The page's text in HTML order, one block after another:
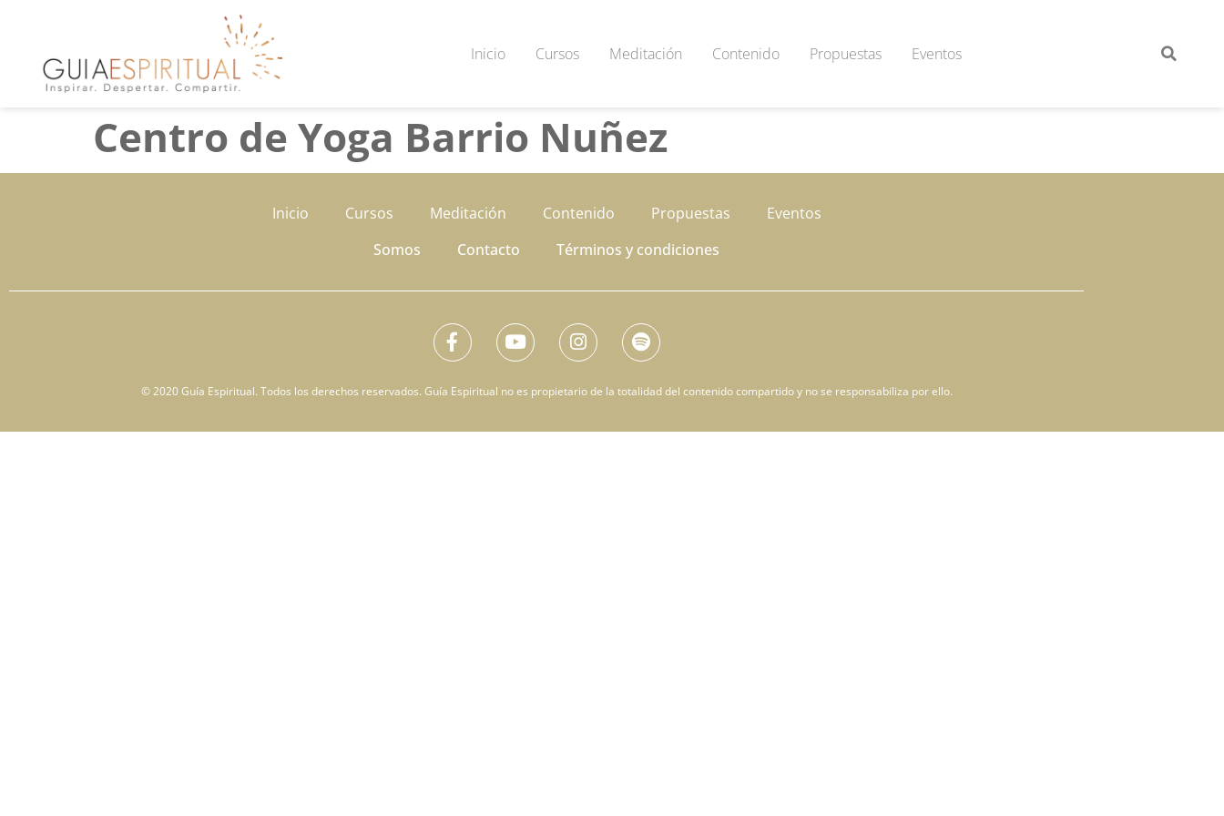
Inicio Cursos Meditación Contenido Propuestas Eventos
Centro de Yoga Barrio Nuñez
Inicio Cursos Meditación Contenido Propuestas
Eventos
Somos
Contacto Términos y condiciones
© 2020 Guía Espiritual. Todos los derechos reservados. Guía Espiritual no es propietario de la totalidad del contenido compartido y no se responsabiliza por ello.